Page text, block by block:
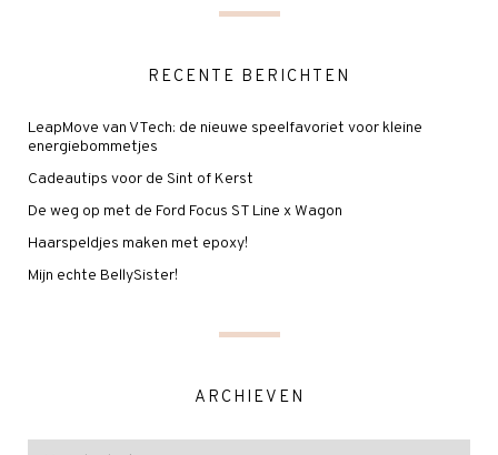
RECENTE BERICHTEN
LeapMove van VTech: de nieuwe speelfavoriet voor kleine
energiebommetjes
Cadeautips voor de Sint of Kerst
De weg op met de Ford Focus ST Line x Wagon
Haarspeldjes maken met epoxy!
Mijn echte BellySister!
ARCHIEVEN